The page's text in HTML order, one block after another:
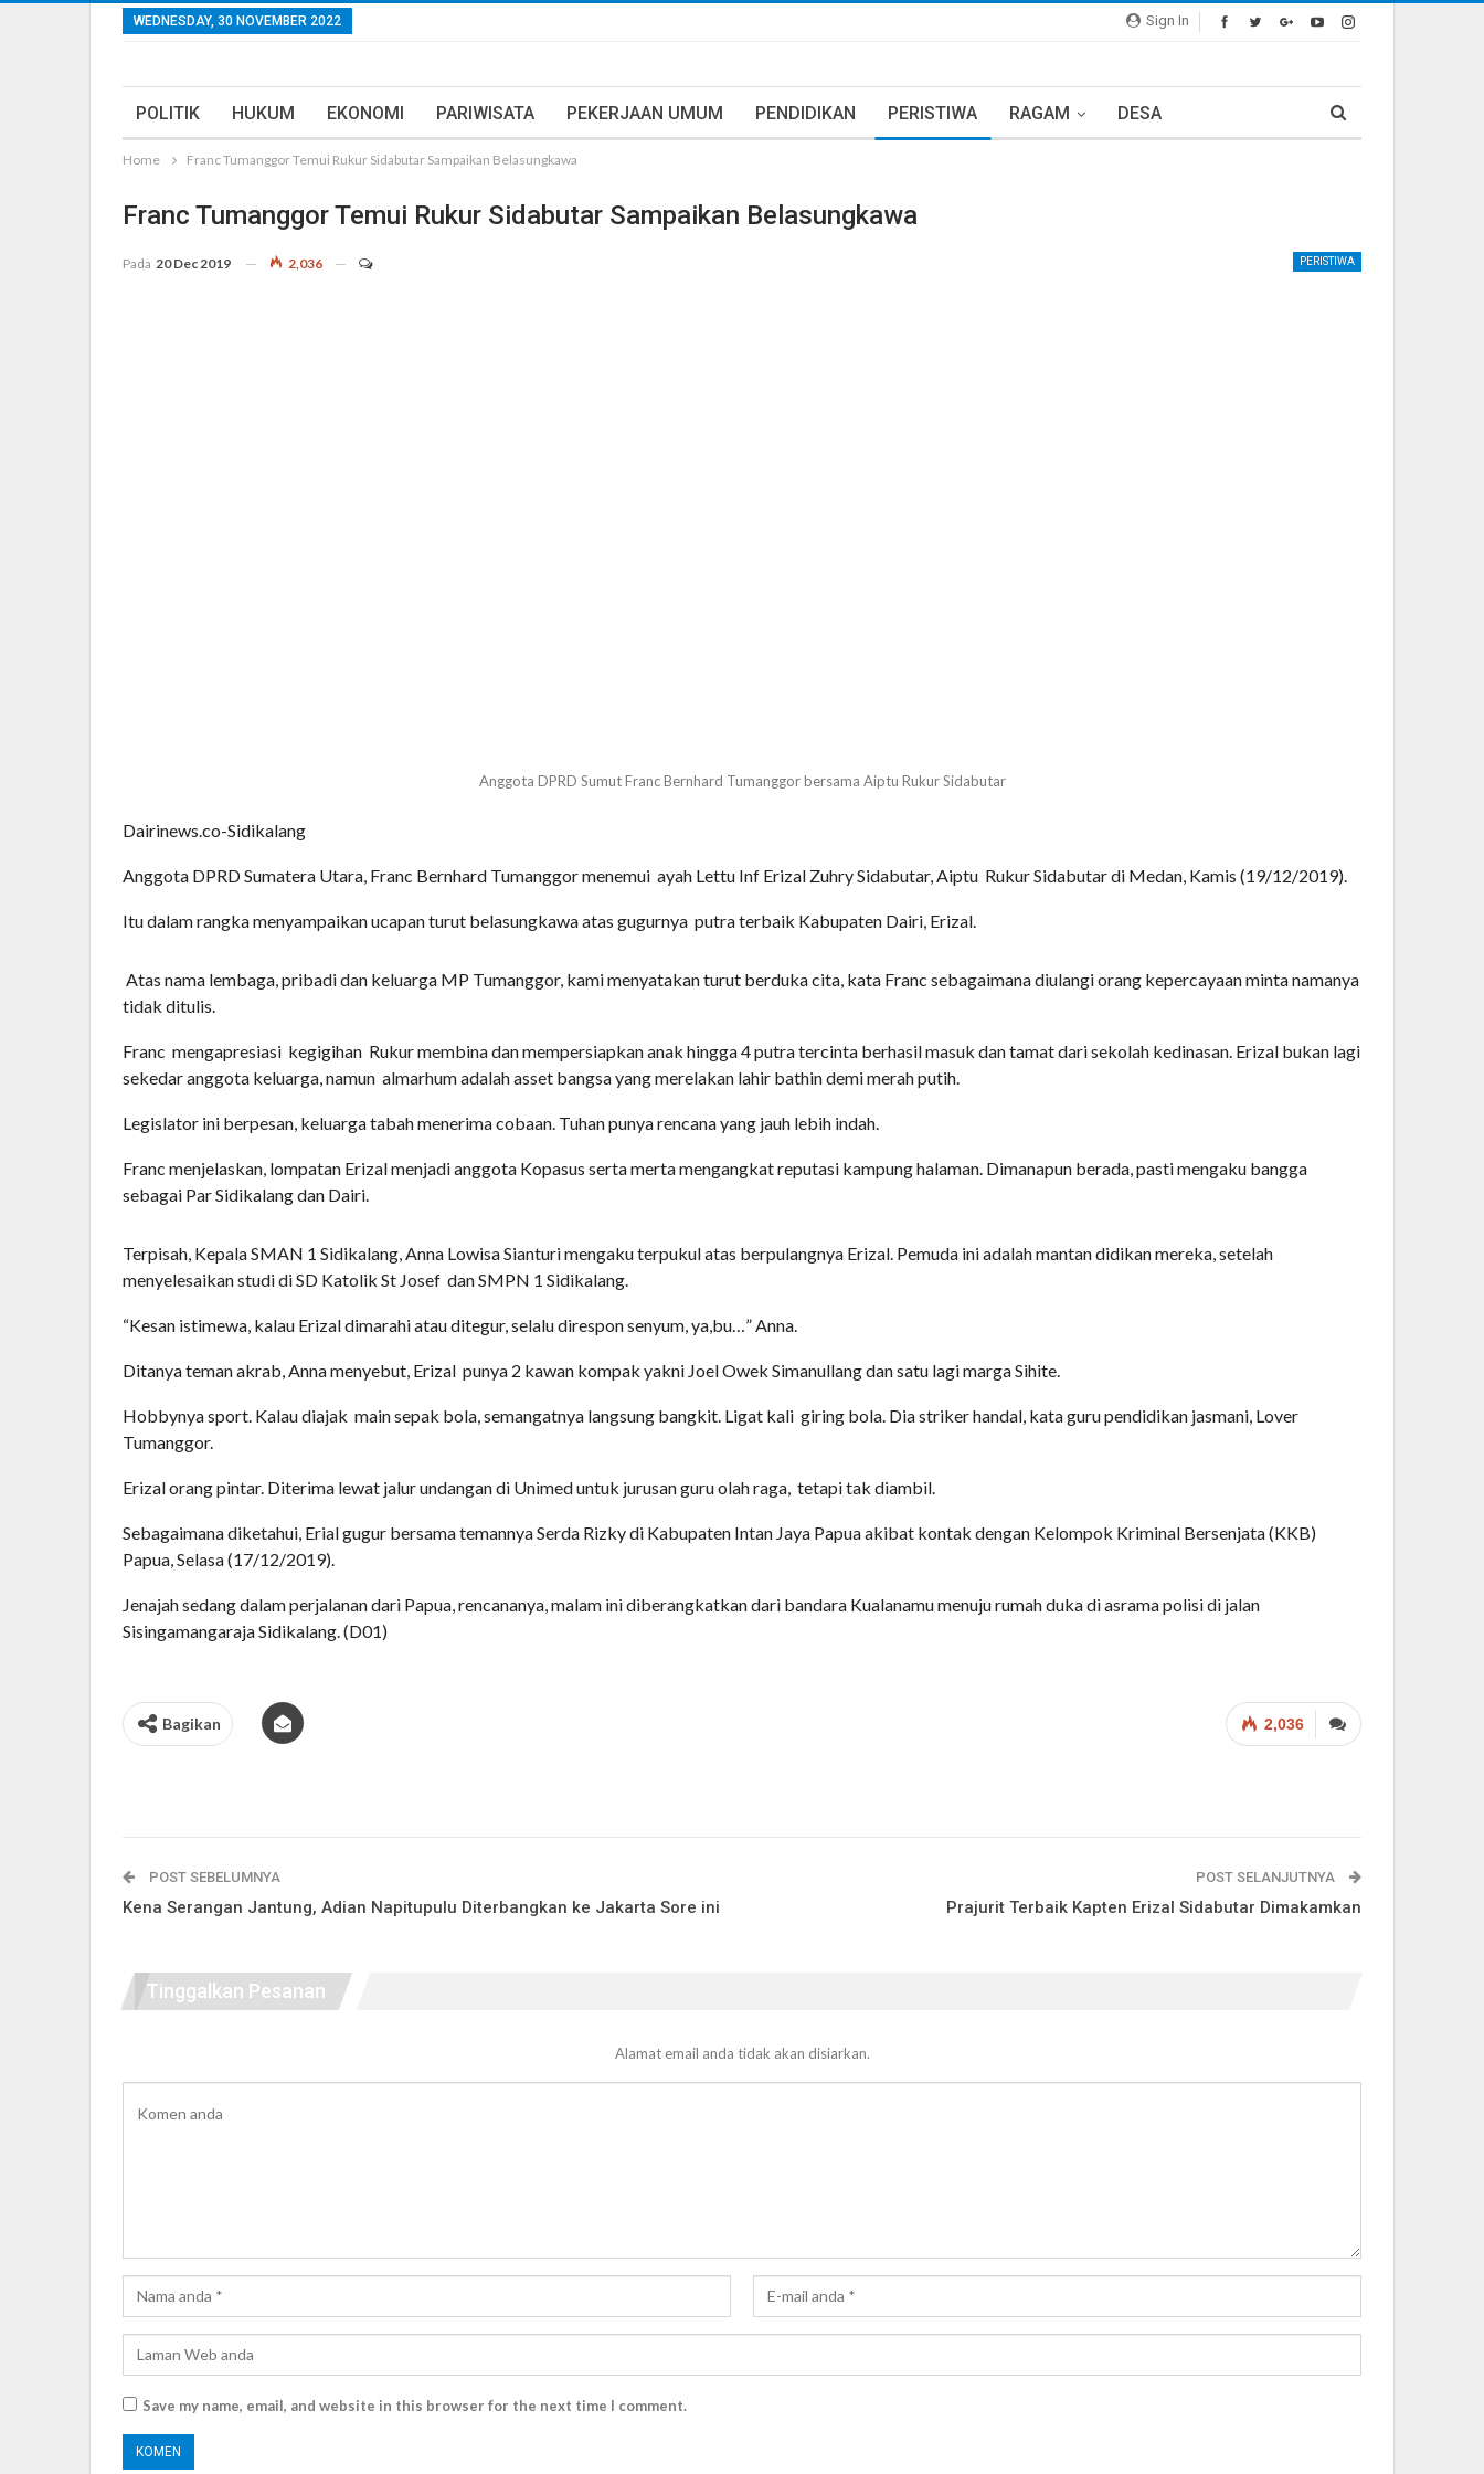
Sign In
WEDNESDAY, 30 NOVEMBER 2022
POLITIK HUKUM EKONOMI PARIWISATA PEKERJAAN UMUM PENDIDIKAN PERISTIWA RAGAM DESA
Home Franc Tumanggor Temui Rukur Sidabutar Sampaikan Belasungkawa
Franc Tumanggor Temui Rukur Sidabutar Sampaikan Belasungkawa
PERISTIWA
Pada 20 Dec 2019 2,036
Anggota DPRD Sumut Franc Bernhard Tumanggor bersama Aiptu Rukur Sidabutar
Dairinews.co-Sidikalang
Anggota DPRD Sumatera Utara, Franc Bernhard Tumanggor menemui ayah Lettu Inf Erizal Zuhry Sidabutar, Aiptu Rukur Sidabutar di Medan, Kamis (19/12/2019).
Itu dalam rangka menyampaikan ucapan turut belasungkawa atas gugurnya putra terbaik Kabupaten Dairi, Erizal.
Atas nama lembaga, pribadi dan keluarga MP Tumanggor, kami menyatakan turut berduka cita, kata Franc sebagaimana diulangi orang kepercayaan minta namanya
tidak ditulis.
Franc mengapresiasi kegigihan Rukur membina dan mempersiapkan anak hingga 4 putra tercinta berhasil masuk dan tamat dari sekolah kedinasan. Erizal bukan lagi
sekedar anggota keluarga, namun almarhum adalah asset bangsa yang merelakan lahir bathin demi merah putih.
Legislator ini berpesan, keluarga tabah menerima cobaan. Tuhan punya rencana yang jauh lebih indah.
Franc menjelaskan, lompatan Erizal menjadi anggota Kopasus serta merta mengangkat reputasi kampung halaman. Dimanapun berada, pasti mengaku bangga
sebagai Par Sidikalang dan Dairi.
Terpisah, Kepala SMAN 1 Sidikalang, Anna Lowisa Sianturi mengaku terpukul atas berpulangnya Erizal. Pemuda ini adalah mantan didikan mereka, setelah
menyelesaikan studi di SD Katolik St Josef dan SMPN 1 Sidikalang.
“Kesan istimewa, kalau Erizal dimarahi atau ditegur, selalu direspon senyum, ya,bu…” Anna.
Ditanya teman akrab, Anna menyebut, Erizal punya 2 kawan kompak yakni Joel Owek Simanullang dan satu lagi marga Sihite.
Hobbynya sport. Kalau diajak main sepak bola, semangatnya langsung bangkit. Ligat kali giring bola. Dia striker handal, kata guru pendidikan jasmani, Lover
Tumanggor.
Erizal orang pintar. Diterima lewat jalur undangan di Unimed untuk jurusan guru olah raga, tetapi tak diambil.
Sebagaimana diketahui, Erial gugur bersama temannya Serda Rizky di Kabupaten Intan Jaya Papua akibat kontak dengan Kelompok Kriminal Bersenjata (KKB)
Papua, Selasa (17/12/2019).
Jenajah sedang dalam perjalanan dari Papua, rencananya, malam ini diberangkatkan dari bandara Kualanamu menuju rumah duka di asrama polisi di jalan
Sisingamangaraja Sidikalang. (D01)
2,036
Bagikan
POST SEBELUMNYA
Kena Serangan Jantung, Adian Napitupulu Diterbangkan ke Jakarta Sore ini
POST SELANJUTNYA
Prajurit Terbaik Kapten Erizal Sidabutar Dimakamkan
Tinggalkan Pesanan
Alamat email anda tidak akan disiarkan.
Save my name, email, and website in this browser for the next time I comment.